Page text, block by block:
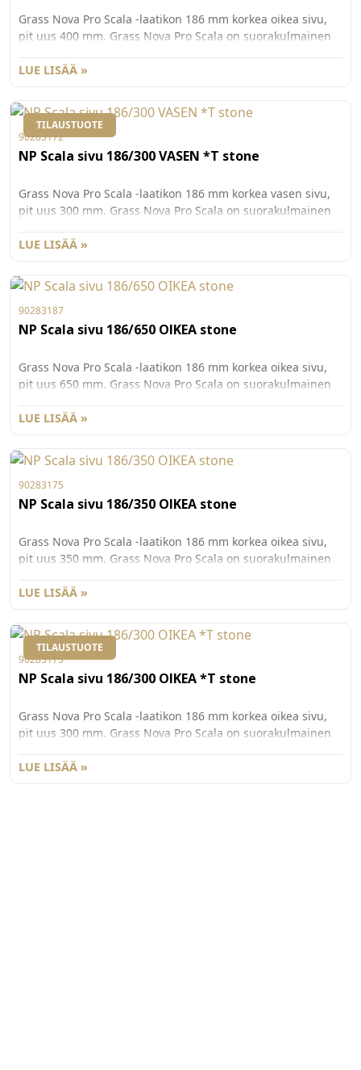
Grass Nova Pro Scala -laatikon 186 mm korkea oikea sivu,
pit uus 400 mm. Grass Nova Pro Scala on suorakulmainen
maksimoitu. Väri St one. Pakkauskoko 20kpl/ltk.
LUE LISÄÄ »
TILAUSTUOTE
90283172
NP Scala sivu 186/300 VASEN *T stone
Grass Nova Pro Scala -laatikon 186 mm korkea vasen sivu,
pit uus 300 mm. Grass Nova Pro Scala on suorakulmainen
maksimoitu. Väri St one. Pakkauskoko 20kpl/ltk.
LUE LISÄÄ »
90283187
NP Scala sivu 186/650 OIKEA stone
Grass Nova Pro Scala -laatikon 186 mm korkea oikea sivu,
pit uus 650 mm. Grass Nova Pro Scala on suorakulmainen
maksimoitu. Väri St one. Pakkauskoko 20kpl/ltk.
LUE LISÄÄ »
90283175
NP Scala sivu 186/350 OIKEA stone
Grass Nova Pro Scala -laatikon 186 mm korkea oikea sivu,
pit uus 350 mm. Grass Nova Pro Scala on suorakulmainen
maksimoitu. Väri St one. Pakkauskoko 20kpl/ltk.
LUE LISÄÄ »
TILAUSTUOTE
90283173
NP Scala sivu 186/300 OIKEA *T stone
Grass Nova Pro Scala -laatikon 186 mm korkea oikea sivu,
pit uus 300 mm. Grass Nova Pro Scala on suorakulmainen
maksimoitu. Väri St one. Pakkauskoko 20kpl/ltk.
LUE LISÄÄ »